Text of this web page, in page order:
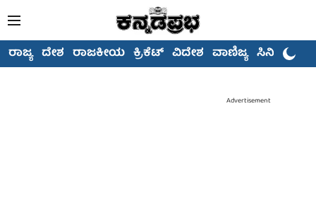
ರಾಜ್ಯ ದೇಶ ರಾಜಕೀಯ ಕ್ರಿಕೆಟ್ ವಿದೇಶ ವಾಣಿಜ್ಯ ಸಿನಿಮಾ
Advertisement